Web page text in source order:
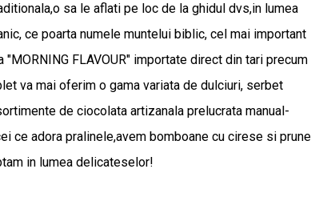
sa le aflati pe loc de la ghidul dvs,in lumea
ce poarta numele muntelui biblic, cel mai important
FLAVOUR" importate direct din tari precum
va mai oferim o gama variata de dulciuri, serbet
de ciocolata artizanala prelucrata manual-
ce adora pralinele,avem bomboane cu cirese si prune
in lumea delicateselor!